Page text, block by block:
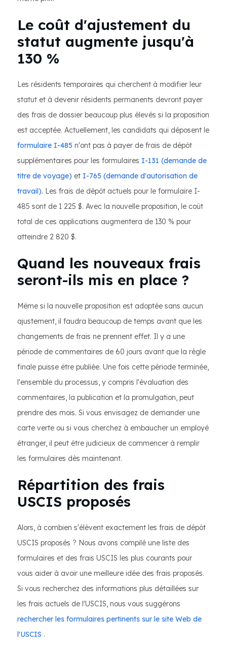
Le coût d'ajustement du
statut augmente jusqu'à
130 %
Les résidents temporaires qui cherchent à modifier leur
statut et à devenir résidents permanents devront payer
des frais de dossier beaucoup plus élevés si la proposition
est acceptée. Actuellement, les candidats qui déposent le
formulaire I-485 n'ont pas à payer de frais de dépôt
supplémentaires pour les formulaires I-131 (demande de
titre de voyage) et I-765 (demande d'autorisation de
travail). Les frais de dépôt actuels pour le formulaire I-
485 sont de 1 225 $. Avec la nouvelle proposition, le coût
total de ces applications augmentera de 130 % pour
atteindre 2 820 $.
Quand les nouveaux frais
seront-ils mis en place ?
Même si la nouvelle proposition est adoptée sans aucun
ajustement, il faudra beaucoup de temps avant que les
changements de frais ne prennent effet. Il y a une
période de commentaires de 60 jours avant que la règle
finale puisse être publiée. Une fois cette période terminée,
l'ensemble du processus, y compris l'évaluation des
commentaires, la publication et la promulgation, peut
prendre des mois. Si vous envisagez de demander une
carte verte ou si vous cherchez à embaucher un employé
étranger, il peut être judicieux de commencer à remplir
les formulaires dès maintenant.
Répartition des frais
USCIS proposés
Alors, à combien s'élèvent exactement les frais de dépôt
USCIS proposés ? Nous avons compilé une liste des
formulaires et des frais USCIS les plus courants pour
vous aider à avoir une meilleure idée des frais proposés.
Si vous recherchez des informations plus détaillées sur
les frais actuels de l'USCIS, nous vous suggérons
rechercher les formulaires pertinents sur le site Web de
l'USCIS .